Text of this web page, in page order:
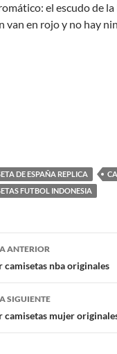
el escudo de
van en rojo y no hay
DE ESPAÑA REPLICA
FUTBOL INDONESIA
ANTERIOR
camisetas nba originales
SIGUIENTE
camisetas mujer